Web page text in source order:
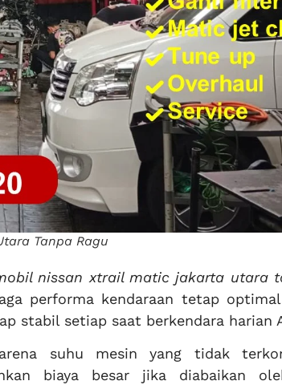
Tanpa Ragu
nissan xtrail matic jakarta utara
performa kendaraan tetap
stabil setiap saat berkendara harian
suhu mesin yang tidak
biaya besar jika diabaikan